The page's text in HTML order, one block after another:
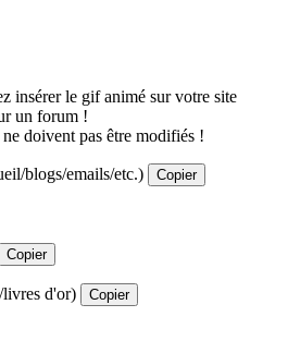
insérer le gif animé sur votre site
un forum !
ne doivent pas être modifiés !
blogs/emails/etc.) Copier
Copier
d'or) Copier